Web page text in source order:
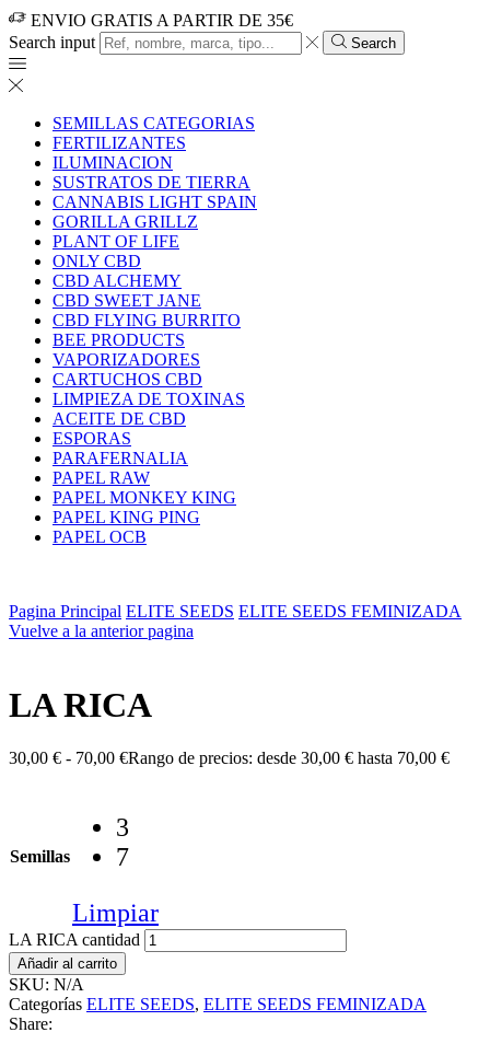
ENVIO GRATIS A PARTIR DE 35€
Search input
Search
SEMILLAS CATEGORIAS
FERTILIZANTES
ILUMINACION
SUSTRATOS DE TIERRA
CANNABIS LIGHT SPAIN
GORILLA GRILLZ
PLANT OF LIFE
ONLY CBD
CBD ALCHEMY
CBD SWEET JANE
CBD FLYING BURRITO
BEE PRODUCTS
VAPORIZADORES
CARTUCHOS CBD
LIMPIEZA DE TOXINAS
ACEITE DE CBD
ESPORAS
PARAFERNALIA
PAPEL RAW
PAPEL MONKEY KING
PAPEL KING PING
PAPEL OCB
Pagina Principal ELITE SEEDS ELITE SEEDS FEMINIZADA
Vuelve a la anterior pagina
LA RICA
30,00 € - 70,00 €Rango de precios: desde 30,00 € hasta 70,00 €
Semillas
3
7
Limpiar
LA RICA cantidad
Añadir al carrito
SKU: N/A
Categorías ELITE SEEDS, ELITE SEEDS FEMINIZADA
Share: